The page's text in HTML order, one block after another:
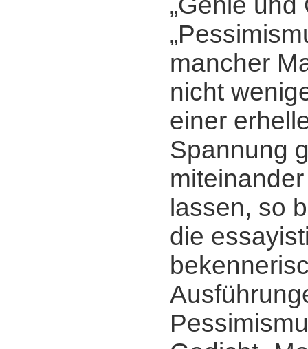
mancher
nicht
einer
Spannung
lassen, so
die